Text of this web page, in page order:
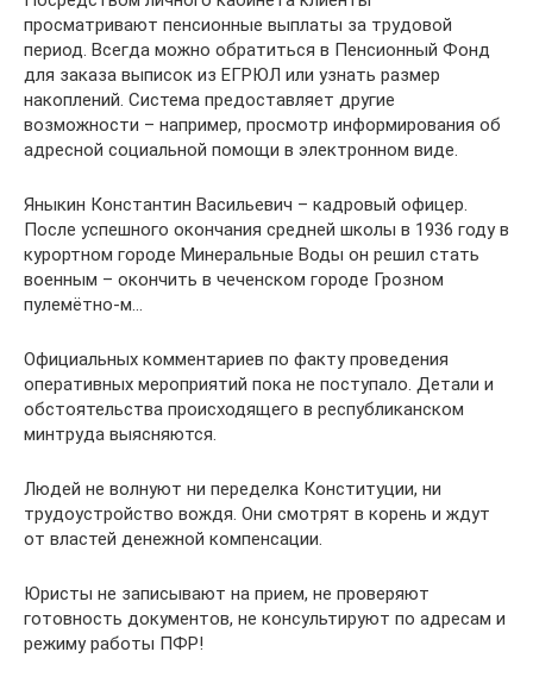
просматривают пенсионные выплаты за трудовой
период. Всегда можно обратиться в Пенсионный Фонд
для заказа выписок из ЕГРЮЛ или узнать размер
накоплений. Система предоставляет другие
возможности – например, просмотр информирования об
адресной социальной помощи в электронном виде.
Яныкин Константин Васильевич – кадровый офицер.
После успешного окончания средней школы в 1936 году в
курортном городе Минеральные Воды он решил стать
военным – окончить в чеченском городе Грозном
пулемётно-м…
Официальных комментариев по факту проведения
оперативных мероприятий пока не поступало. Детали и
обстоятельства происходящего в республиканском
минтруда выясняются.
Людей не волнуют ни переделка Конституции, ни
трудоустройство вождя. Они смотрят в корень и ждут
от властей денежной компенсации.
Юристы не записывают на прием, не проверяют
готовность документов, не консультируют по адресам и
режиму работы ПФР!